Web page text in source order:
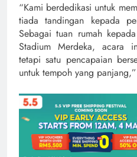
“Kami berdedikasi untuk
tiada tandingan kepada
Sebagai tuan rumah
Stadium Merdeka, acara
tetapi satu pencapaian
untuk tempoh yang